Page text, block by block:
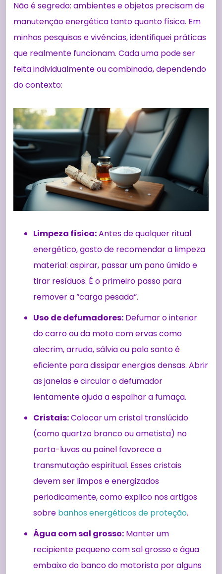
Não é segredo: ambientes e objetos precisam de
manutenção energética tanto quanto física. Em
minhas pesquisas e vivências, identifiquei práticas
que realmente funcionam. Cada uma pode ser
feita individualmente ou combinada, dependendo
do contexto:
Limpeza física:Antes de qualquer ritual
energético, gosto de recomendar a limpeza
material: aspirar, passar um pano úmido e
tirar resíduos. É o primeiro passo para
remover a “carga pesada”.
Uso de defumadores: Defumar o interior
do carro ou da moto com ervas como
alecrim, arruda, sálvia ou palo santo é
eficiente para dissipar energias densas. Abrir
as janelas e circular o defumador
lentamente ajuda a espalhar a fumaça.
Cristais:Colocar um cristal translúcido
(como quartzo branco ou ametista) no
porta-luvas ou painel favorece a
transmutação espiritual. Esses cristais
devem ser limpos e energizados
periodicamente, como explico nos artigos
sobre banhos energéticos de proteção.
Água com sal grosso: Manter um
recipiente pequeno com sal grosso e água
embaixo do banco do motorista por alguns